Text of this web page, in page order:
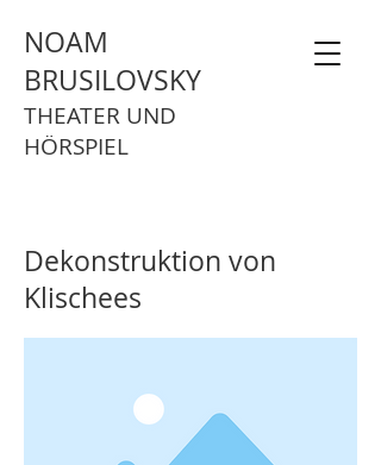
NOAM
BRUSILOVSKY
THEATER UND
HÖRSPIEL
Dekonstruktion von
Klischees